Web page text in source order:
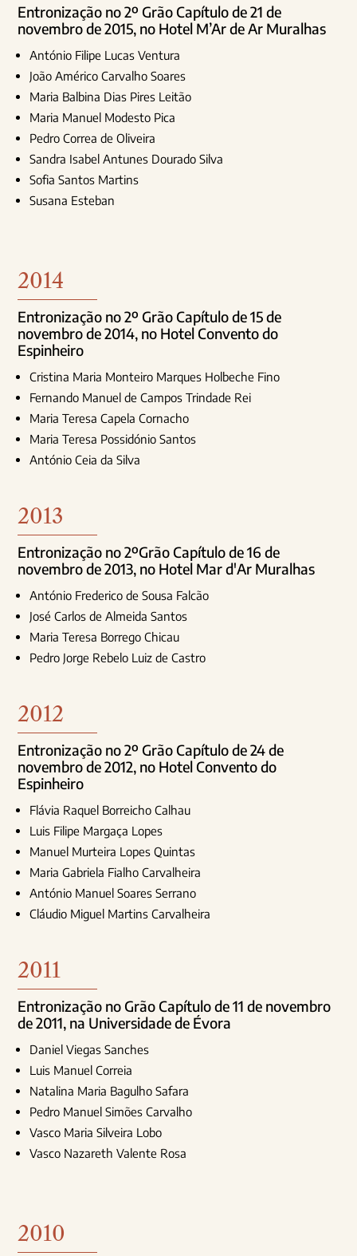
Entronização no 2º Grão Capítulo de 21 de
novembro de 2015, no Hotel M’Ar de Ar Muralhas
António Filipe Lucas Ventura
João Américo Carvalho Soares
Maria Balbina Dias Pires Leitão
Maria Manuel Modesto Pica
Pedro Correa de Oliveira
Sandra Isabel Antunes Dourado Silva
Sofia Santos Martins
Susana Esteban
2014
Entronização no 2º Grão Capítulo de 15 de
novembro de 2014, no Hotel Convento do
Espinheiro
Cristina Maria Monteiro Marques Holbeche Fino
Fernando Manuel de Campos Trindade Rei
Maria Teresa Capela Cornacho
Maria Teresa Possidónio Santos
António Ceia da Silva
2013
Entronização no 2ºGrão Capítulo de 16 de
novembro de 2013, no Hotel Mar d'Ar Muralhas
António Frederico de Sousa Falcão
José Carlos de Almeida Santos
Maria Teresa Borrego Chicau
Pedro Jorge Rebelo Luiz de Castro
2012
Entronização no 2º Grão Capítulo de 24 de
novembro de 2012, no Hotel Convento do
Espinheiro
Flávia Raquel Borreicho Calhau
Luis Filipe Margaça Lopes
Manuel Murteira Lopes Quintas
Maria Gabriela Fialho Carvalheira
António Manuel Soares Serrano
Cláudio Miguel Martins Carvalheira
2011
Entronização no Grão Capítulo de 11 de novembro
de 2011, na Universidade de Évora
Daniel Viegas Sanches
Luis Manuel Correia
Natalina Maria Bagulho Safara
Pedro Manuel Simões Carvalho
Vasco Maria Silveira Lobo
Vasco Nazareth Valente Rosa
2010